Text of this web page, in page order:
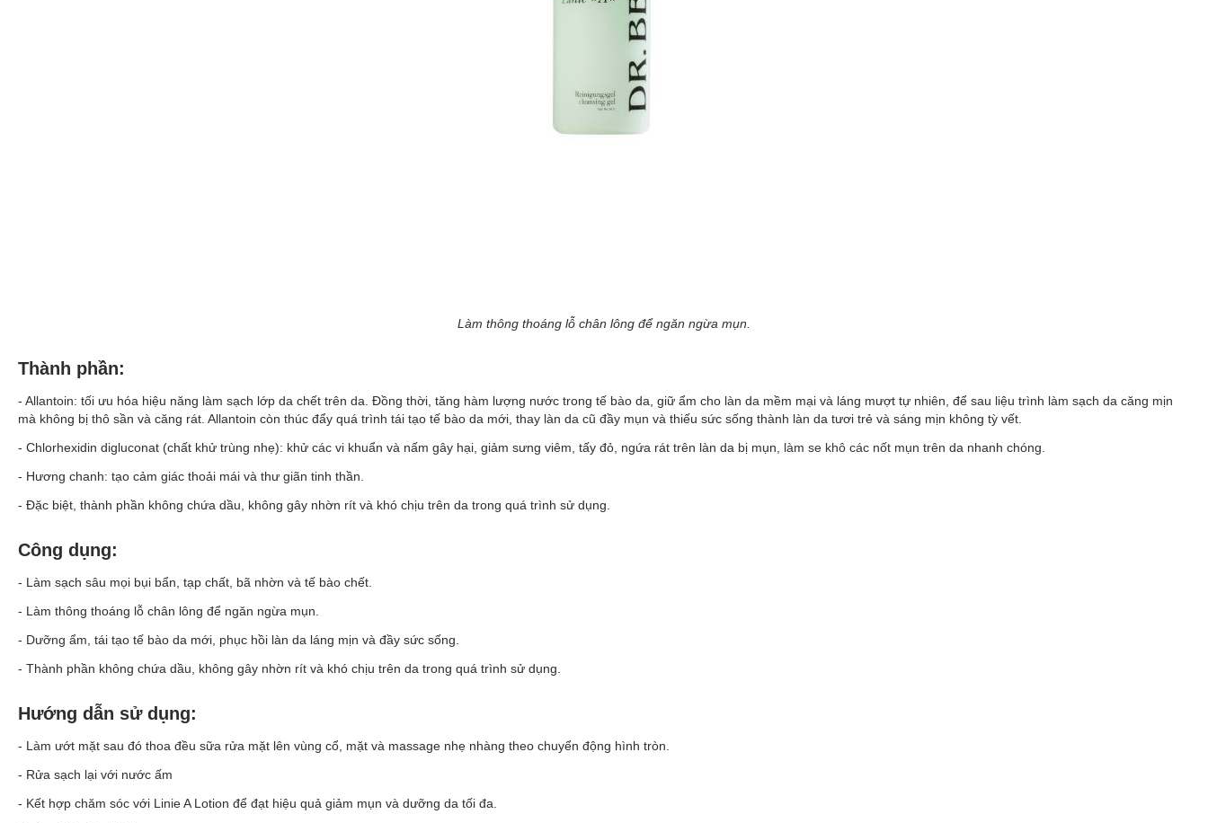
Làm thông thoáng lỗ chân lông để ngăn ngừa mụn.
Thành phần:
- Allantoin: tối ưu hóa hiệu năng làm sạch lớp da chết trên da. Đồng thời, tăng hàm lượng nước trong tế bào da, giữ ẩm cho làn da mềm mại và láng mượt tự nhiên, để sau liệu trình làm sạch da căng mịn
mà không bị thô sần và căng rát. Allantoin còn thúc đẩy quá trình tái tạo tế bào da mới, thay làn da cũ đầy mụn và thiếu sức sống thành làn da tươi trẻ và sáng mịn không tỳ vết.
- Chlorhexidin digluconat (chất khử trùng nhẹ): khử các vi khuẩn và nấm gây hại, giảm sưng viêm, tấy đỏ, ngứa rát trên làn da bị mụn, làm se khô các nốt mụn trên da nhanh chóng.
- Hương chanh: tạo cảm giác thoải mái và thư giãn tinh thần.
- Đặc biệt, thành phần không chứa dầu, không gây nhờn rít và khó chịu trên da trong quá trình sử dụng.
Công dụng:
- Làm sạch sâu mọi bụi bẩn, tạp chất, bã nhờn và tế bào chết.
- Làm thông thoáng lỗ chân lông để ngăn ngừa mụn.
- Dưỡng ẩm , tái tạo tế bào da mới, phục hồi làn da láng mịn và đầy sức sống.
- Thành phần không chứa dầu, không gây nhờn rít và khó chịu trên da trong quá trình sử dụng.
Hướng dẫn sử dụng:
- Làm ướt mặt sau đó thoa đều sữa rửa mặt lên vùng cổ, mặt và massage nhẹ nhàng theo chuyển động hình tròn.
- Rửa sạch lại với nước ấm
- Kết hợp chăm sóc với Linie A Lotion để đạt hiệu quả giảm mụn và dưỡng da tối đa.